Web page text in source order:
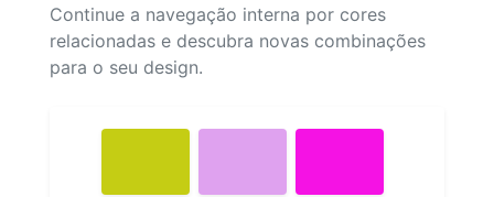
Continue a navegação interna por cores
relacionadas e descubra novas combinações
para o seu design.